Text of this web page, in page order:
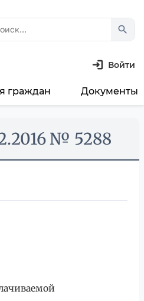
search
Войти
граждан Документы
№ 5288